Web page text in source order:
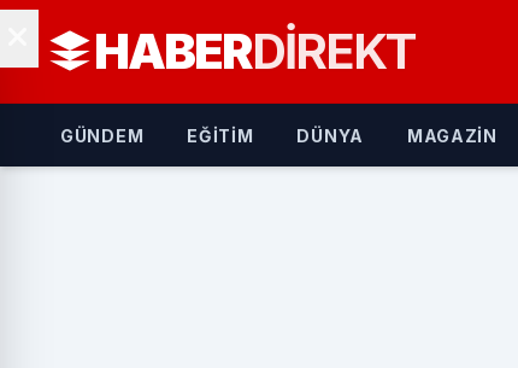
HABERDIREKT
GÜNDEM EĞİTİM DÜNYA MAGAZİN